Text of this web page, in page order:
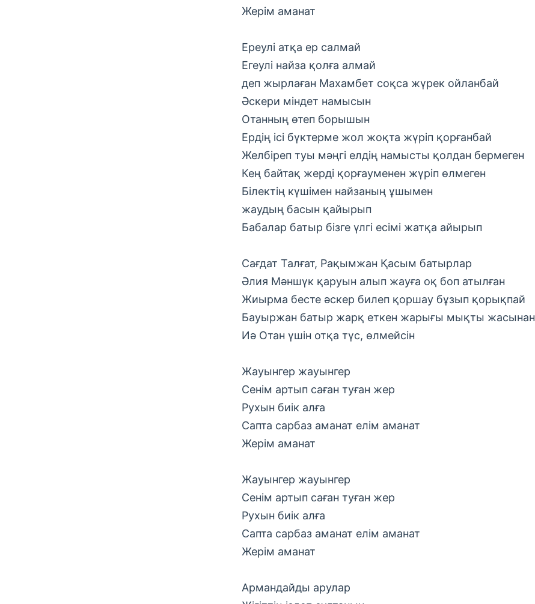
Жерім аманат
Ереулі атқа ер салмай
Егеулі найза қолға алмай
деп жырлаған Махамбет соқса жүрек ойланбай
Әскери міндет намысын
Отанның өтеп борышын
Ердің ісі бүктерме жол жоқта жүріп қорғанбай
Желбіреп туы мәңгі елдің намысты қолдан бермеген
Кең байтақ жерді қорғауменен жүріп өлмеген
Білектің күшімен найзаның ұшымен
жаудың басын қайырып
Бабалар батыр бізге үлгі есімі жатқа айырып
Сағдат Талғат, Рақымжан Қасым батырлар
Әлия Мәншүк қаруын алып жауға оқ боп атылған
Жиырма бесте әскер билеп қоршау бұзып қорықпай
Бауыржан батыр жарқ еткен жарығы мықты жасынан
Иә Отан үшін отқа түс, өлмейсін
Жауынгер жауынгер
Сенім артып саған туған жер
Рухын биік алға
Сапта сарбаз аманат елім аманат
Жерім аманат
Жауынгер жауынгер
Сенім артып саған туған жер
Рухын биік алға
Сапта сарбаз аманат елім аманат
Жерім аманат
Армандайды арулар